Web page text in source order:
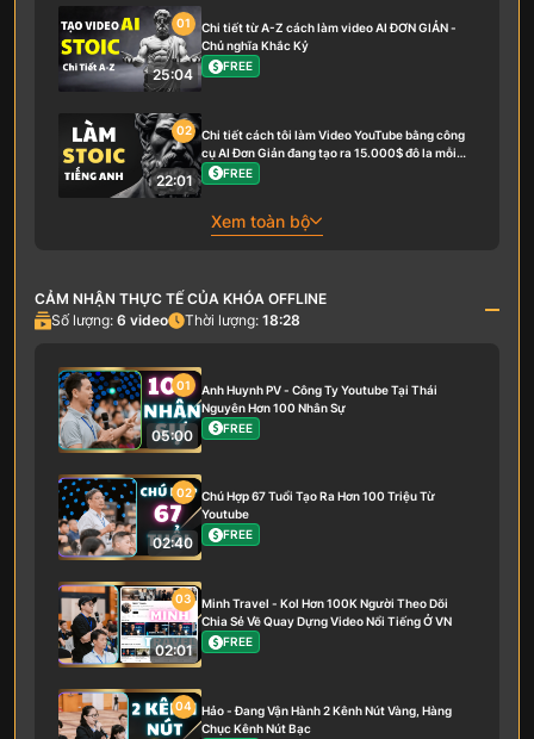
01
25:04
Chi tiết từ A-Z cách làm video AI ĐƠN GIẢN -
Chủ nghĩa Khắc Kỷ
FREE
02
22:01
Chi tiết cách tôi làm Video YouTube bằng công
cụ AI Đơn Giản đang tạo ra 15.000$ đô la mỗi
thángFREE
Xem toàn bộ
CẢM NHẬN THỰC TẾ CỦA KHÓA OFFLINE
Số lượng: 6 video Thời lượng: 18:28
01
05:00
Anh Huynh PV - Công Ty Youtube Tại Thái
Nguyên Hơn 100 Nhân Sự
FREE
02
02:40
Chú Hợp 67 Tuổi Tạo Ra Hơn 100 Triệu Từ
Youtube
FREE
03
02:01
Minh Travel - Kol Hơn 100K Người Theo Dõi
Chia Sẻ Về Quay Dựng Video Nổi Tiếng Ở VN
FREE
04
Hảo - Đang Vận Hành 2 Kênh Nút Vàng, Hàng
Chục Kênh Nút Bạc